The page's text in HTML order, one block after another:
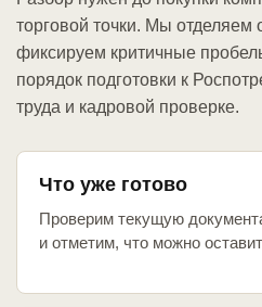
торговой точки. Мы отделяем
фиксируем критичные
порядок подготовки к
труда и кадровой проверке.
Что уже готово
Проверим текущую
и отметим, что можно